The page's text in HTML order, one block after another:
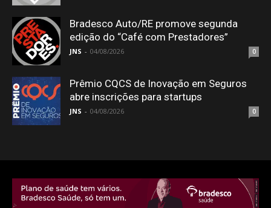
Bradesco Auto/RE promove segunda
edição do “Café com Prestadores”
JNS - 04/08/2026 0
Prêmio CQCS de Inovação em Seguros
abre inscrições para startups
JNS - 04/08/2026 0